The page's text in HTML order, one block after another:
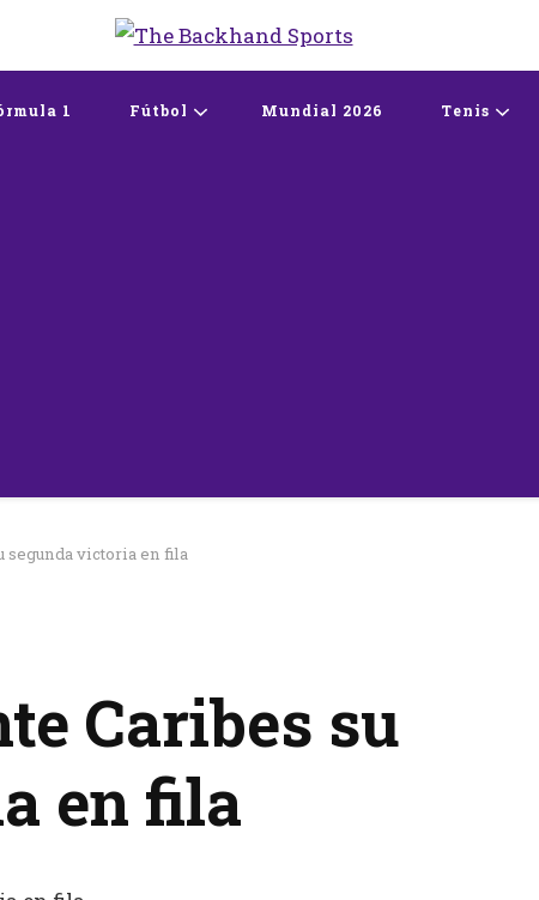
The Backhand Sports
Inicio
1 Fútbol Mundial 2026 Tenis
segunda victoria en fila
Caribes su
en fila